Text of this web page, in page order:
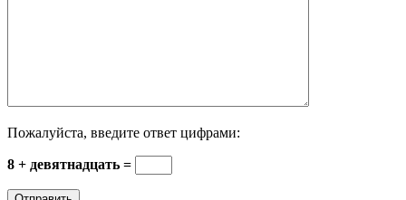
Пожалуйста, введите ответ цифрами:
8 + девятнадцать =